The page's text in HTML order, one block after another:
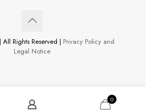
| All Rights Reserved | Privacy Policy and
Legal Notice
0